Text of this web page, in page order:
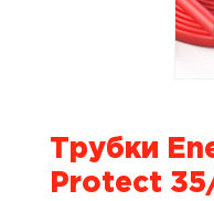
Трубки
Protect